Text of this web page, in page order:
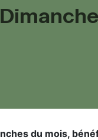
du mois,